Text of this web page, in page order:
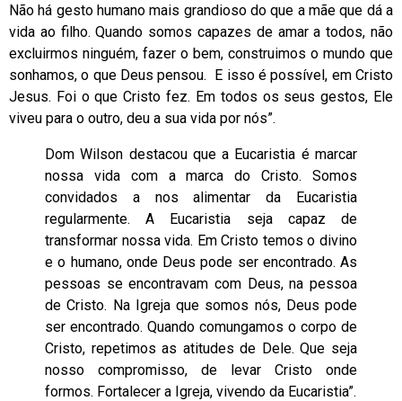
Não há gesto humano mais grandioso do que a mãe que dá a
vida ao filho. Quando somos capazes de amar a todos, não
excluirmos ninguém, fazer o bem, construimos o mundo que
sonhamos, o que Deus pensou. E isso é possível, em Cristo
Jesus. Foi o que Cristo fez. Em todos os seus gestos, Ele
viveu para o outro, deu a sua vida por nós”.
Dom Wilson destacou que a Eucaristia é marcar
nossa vida com a marca do Cristo. Somos
convidados a nos alimentar da Eucaristia
regularmente. A Eucaristia seja capaz de
transformar nossa vida. Em Cristo temos o divino
e o humano, onde Deus pode ser encontrado. As
pessoas se encontravam com Deus, na pessoa
de Cristo. Na Igreja que somos nós, Deus pode
ser encontrado. Quando comungamos o corpo de
Cristo, repetimos as atitudes de Dele. Que seja
nosso compromisso, de levar Cristo onde
formos. Fortalecer a Igreja, vivendo da Eucaristia”.